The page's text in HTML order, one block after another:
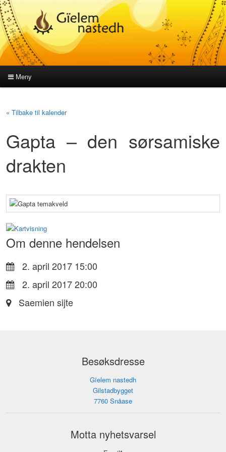
Meny
til
hovedinnholdet
til
sekundærinnholdet
« Tilbake til kalender
Gapta – den sørsamiske
drakten
Om denne hendelsen
2. april 2017 15:00
2. april 2017 20:00
Saemien sijte
Besøksdresse
Gïelem nastedh
Gilstadbygget
7760 Snåase
Motta nyhetsvarsel